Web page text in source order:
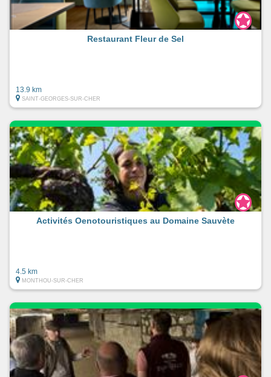
Restaurant Fleur de Sel
13.9 km
SAINT-GEORGES-SUR-CHER
Activités Oenotouristiques au Domaine Sauvète
4.5 km
MONTHOU-SUR-CHER